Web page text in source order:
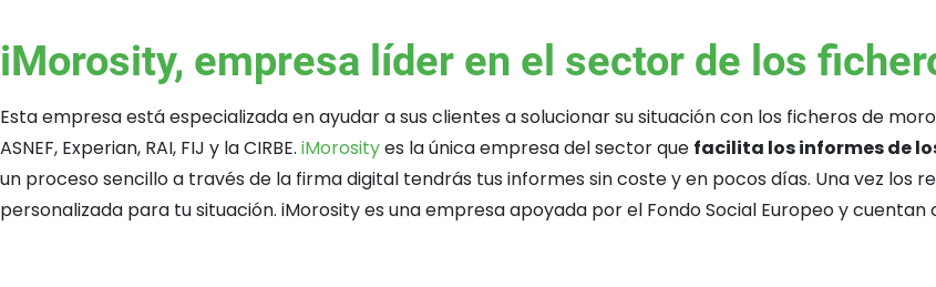
iMorosity, empresa líder en el sector de los
Esta empresa está especializada en ayudar a sus clientes a solucionar su situación con los ficheros de
ASNEF, Experian, RAI, FIJ y la CIRBE. iMorosityes la única empresa del sector que facilita los informes de
un proceso sencillo a través de la firma digital tendrás tus informes sin coste y en pocos días. Una vez los
personalizada para tu situación. iMorosity es una empresa apoyada por el Fondo Social Europeo y